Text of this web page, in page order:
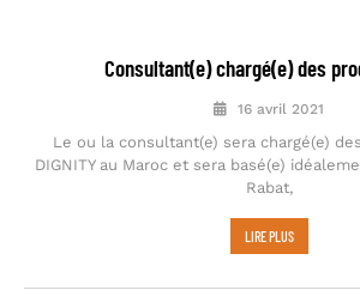
Consultant(e) chargé(e) des
16 avril 2021
Le ou la consultant(e) sera chargé(e)
DIGNITY au Maroc et sera basé(e)
Rabat,
LIRE PLUS